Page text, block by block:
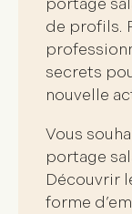
portage
de profils.
secrets
nouvelle
Vous
portage
Découvrir
forme